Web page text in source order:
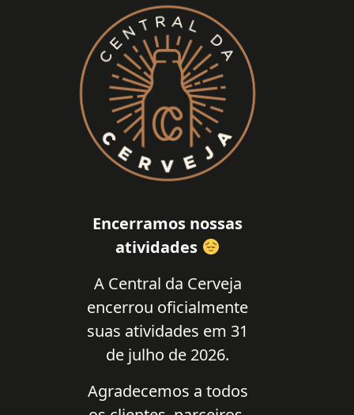
Encerramos nossas
atividades
A Central da Cerveja
encerrou oficialmente
suas atividades em 31
de julho de 2026.
Agradecemos a todos